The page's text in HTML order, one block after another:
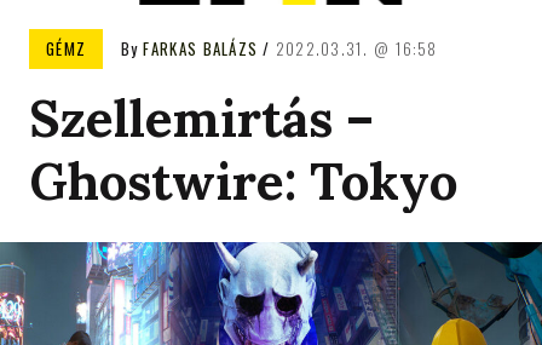
EPIK
GÉMZ ByFARKAS BALÁZS 2022.03.31. 16:58
Szellemirtás –
Ghostwire: Tokyo